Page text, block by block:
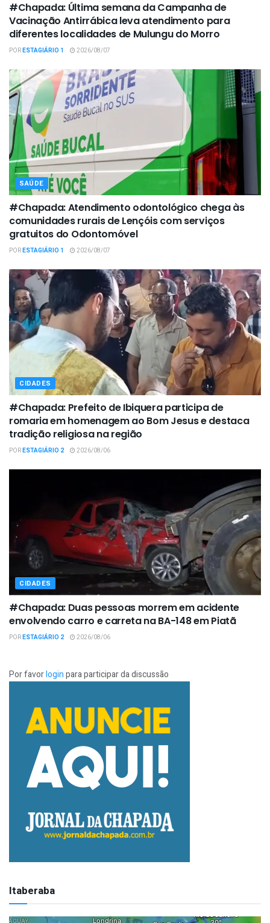
#Chapada: Última semana da Campanha de
Vacinação Antirrábica leva atendimento para
diferentes localidades de Mulungu do Morro
PORESTAGIÁRIO 1 2026/08/07
SAÚDE
#Chapada: Atendimento odontológico chega às
comunidades rurais de Lençóis com serviços
gratuitos do Odontomóvel
PORESTAGIÁRIO 1 2026/08/07
CIDADES
#Chapada: Prefeito de Ibiquera participa de
romaria em homenagem ao Bom Jesus e destaca
tradição religiosa na região
PORESTAGIÁRIO 2 2026/08/06
CIDADES
#Chapada: Duas pessoas morrem em acidente
envolvendo carro e carreta na BA-148 em Piatã
PORESTAGIÁRIO 2 2026/08/06
Por favorloginpara participar da discussão
Itaberaba